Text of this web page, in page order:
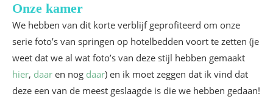
Onze kamer
We hebben van dit korte verblijf geprofiteerd om onze
serie foto’s van springen op hotelbedden voort te zetten (je
weet dat we al wat foto’s van deze stijl hebben gemaakt
hier, daar en nog daar) en ik moet zeggen dat ik vind dat
deze een van de meest geslaagde is die we hebben gedaan!